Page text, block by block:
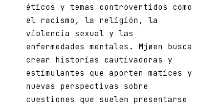
éticos y temas controvertidos como
el racismo, la religión, la
violencia sexual y las
enfermedades mentales. Mjøen busca
crear historias cautivadoras y
estimulantes que aporten matices y
nuevas perspectivas sobre
cuestiones que suelen presentarse